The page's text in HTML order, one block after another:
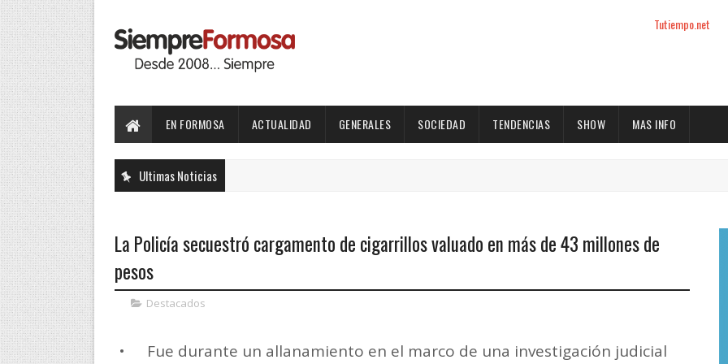
Tutiempo.net
EN FORMOSA ACTUALIDAD GENERALES SOCIEDAD TENDENCIAS SHOW MAS INFO
Ultimas Noticias
La Policía secuestró cargamento de cigarrillos valuado en más de 43 millones de
pesos
Destacados
•
Fue durante un allanamiento en el marco de una investigación judicial